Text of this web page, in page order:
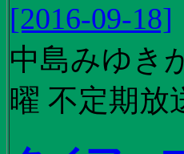
[2016-09-18]
中島みゆき
曜 不定期放